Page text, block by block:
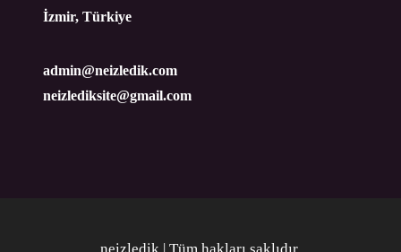
İzmir, Türkiye
admin@neizledik.com
neizlediksite@gmail.com